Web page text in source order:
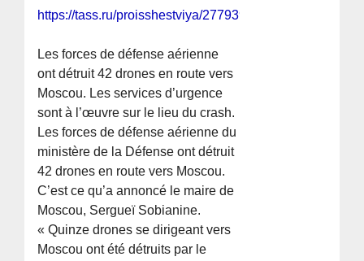
https://tass.ru/proisshestviya/27793975
Les forces de défense aérienne
ont détruit 42 drones en route vers
Moscou. Les services d’urgence
sont à l’œuvre sur le lieu du crash.
Les forces de défense aérienne du
ministère de la Défense ont détruit
42 drones en route vers Moscou.
C’est ce qu’a annoncé le maire de
Moscou, Sergueï Sobianine.
« Quinze drones se dirigeant vers
Moscou ont été détruits par le